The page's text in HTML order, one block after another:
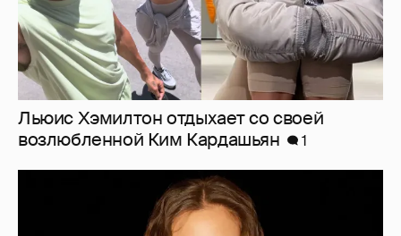
Льюис Хэмилтон отдыхает со своей
возлюбленной Ким Кардашьян
1